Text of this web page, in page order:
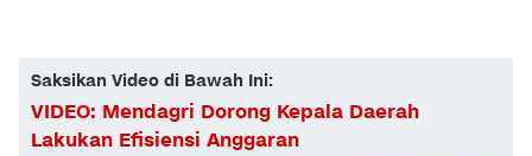
Saksikan Video di Bawah Ini:
VIDEO: Mendagri Dorong Kepala Daerah
Lakukan Efisiensi Anggaran